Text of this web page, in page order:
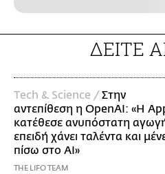
ΔΕΙΤΕ
Τech & Science /Στην
αντεπίθεση η OpenAI: «Η
κατέθεσε ανυπόστατη
επειδή χάνει ταλέντα και
πίσω στο AI»
THE LIFO TEAM